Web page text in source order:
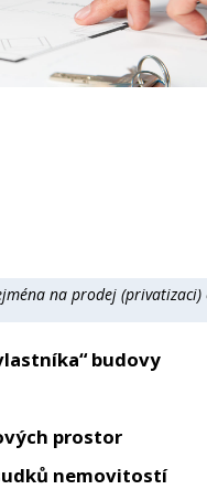
na prodej
budovy
prostor
nemovitostí